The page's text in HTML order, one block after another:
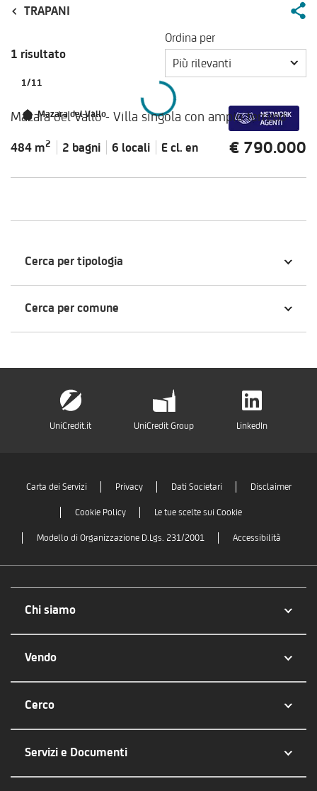
TRAPANI
1 risultato
Ordina per
Più rilevanti
Mazara del Vallo
1/11
Mazara del Vallo - Villa singola con ampio terreno
484 m2 2 bagni 6 locali E cl. en € 790.000
Cerca per tipologia
Cerca per comune
UniCredit.it UniCredit Group LinkedIn
Carta dei Servizi Privacy Dati Societari Disclaimer
Cookie Policy Le tue scelte sui Cookie
Modello di Organizzazione D.Lgs. 231/2001 Accessibilità
Chi siamo
Vendo
Cerco
Servizi e Documenti